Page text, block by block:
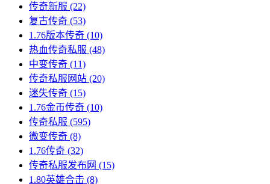
传奇新服 (22)
复古传奇 (53)
1.76版本传奇 (10)
热血传奇私服 (48)
中变传奇 (11)
传奇私服网站 (20)
迷失传奇 (15)
1.76金币传奇 (10)
传奇私服 (595)
微变传奇 (8)
1.76传奇 (32)
传奇私服发布网 (15)
1.80英雄合击 (8)